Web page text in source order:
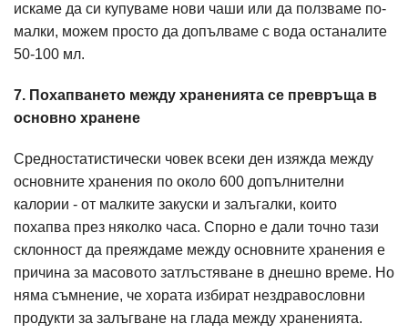
искаме да си купуваме нови чаши или да ползваме по-
малки, можем просто да допълваме с вода останалите
50-100 мл.
7. Похапването между храненията се превръща в
основно хранене
Средностатистически човек всеки ден изяжда между
основните хранения по около 600 допълнителни
калории - от малките закуски и залъгалки, които
похапва през няколко часа. Спорно е дали точно тази
склонност да преяждаме между основните хранения е
причина за масовото затлъстяване в днешно време. Но
няма съмнение, че хората избират нездравословни
продукти за залъгване на глада между храненията.